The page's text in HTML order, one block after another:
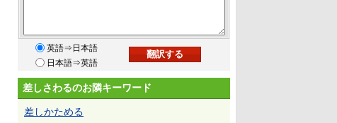
英語⇒日本語
日本語⇒英語
差しさわるのお隣キーワード
差しかためる